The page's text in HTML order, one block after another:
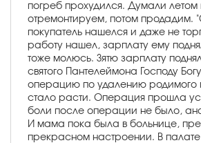
погреб прохудился. Думали летом
отремонтируем, потом продадим.
покупатель нашелся и даже не
работу нашел, зарплату ему
тоже молюсь. Зятю зарплату
святого Пантелеймона Господу
операцию по удалению родимого
стало расти. Операция прошла
боли после операции не было,
И мама пока была в больнице,
прекрасном настроении. В